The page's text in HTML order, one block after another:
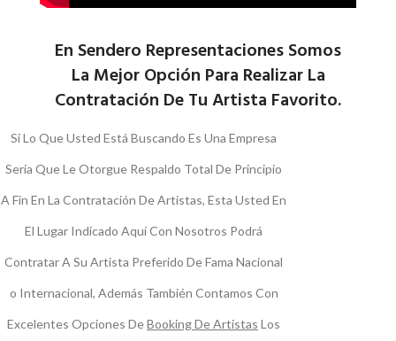
En Sendero Representaciones Somos
La Mejor Opción Para Realizar La
Contratación De Tu Artista Favorito.
Si Lo Que Usted Está Buscando Es Una Empresa
Seria Que Le Otorgue Respaldo Total De Principio
A Fin En La Contratación De Artistas, Esta Usted En
El Lugar Indicado Aquí Con Nosotros Podrá
Contratar A Su Artista Preferido De Fama Nacional
o Internacional, Además También Contamos Con
Excelentes Opciones DeBooking De Artistas Los